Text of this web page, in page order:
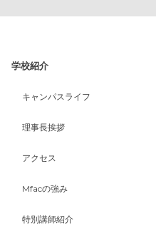
学校紹介
キャンパスライフ
理事長挨拶
アクセス
Mfacの強み
特別講師紹介